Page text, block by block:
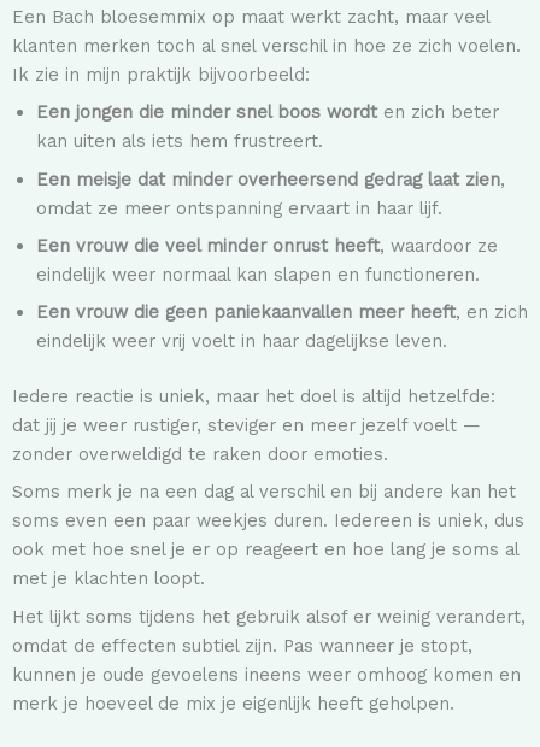
Een Bach bloesemmix op maat werkt zacht, maar veel
klanten merken toch al snel verschil in hoe ze zich voelen.
Ik zie in mijn praktijk bijvoorbeeld:
Een jongen die minder snel boos wordten zich beter
kan uiten als iets hem frustreert.
Een meisje dat minder overheersend gedrag laat zien,
omdat ze meer ontspanning ervaart in haar lijf.
Een vrouw die veel minder onrust heeft, waardoor ze
eindelijk weer normaal kan slapen en functioneren.
Een vrouw die geen paniekaanvallen meer heeft, en zich
eindelijk weer vrij voelt in haar dagelijkse leven.
Iedere reactie is uniek, maar het doel is altijd hetzelfde:
dat jij je weer rustiger, steviger en meer jezelf voelt —
zonder overweldigd te raken door emoties.
Soms merk je na een dag al verschil en bij andere kan het
soms even een paar weekjes duren. Iedereen is uniek, dus
ook met hoe snel je er op reageert en hoe lang je soms al
met je klachten loopt.
Het lijkt soms tijdens het gebruik alsof er weinig verandert,
omdat de effecten subtiel zijn. Pas wanneer je stopt,
kunnen je oude gevoelens ineens weer omhoog komen en
merk je hoeveel de mix je eigenlijk heeft geholpen.